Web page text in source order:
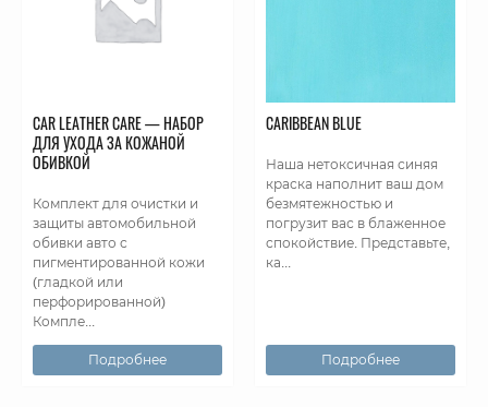
CAR LEATHER CARE — НАБОР
ДЛЯ УХОДА ЗА КОЖАНОЙ
ОБИВКОЙ
Комплект для очистки и
защиты автомобильной
обивки авто с
пигментированной кожи
(гладкой или
перфорированной)
Компле...
Подробнее
CARIBBEAN BLUE
Наша нетоксичная синяя
краска наполнит ваш дом
безмятежностью и
погрузит вас в блаженное
спокойствие. Представьте,
ка...
Подробнее